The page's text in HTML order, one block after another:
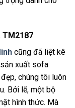
TM2187
cũng đã liệt kê
xuất sofa
chúng tôi luôn
Bởi lẽ, một bộ
hình thức. Mà